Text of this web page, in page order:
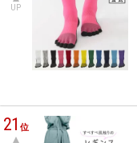
UP
21位